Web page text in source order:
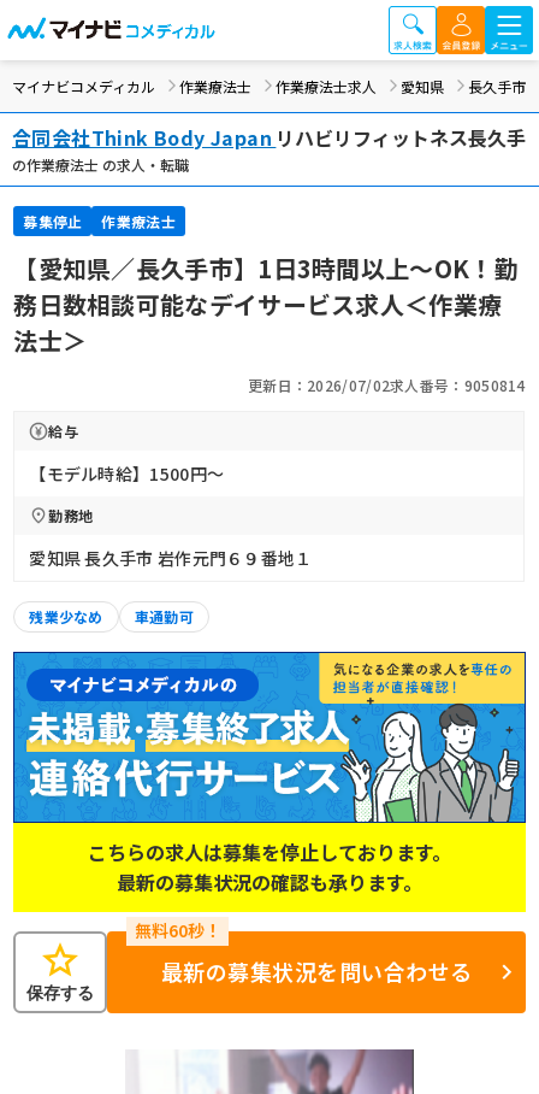
マイナビコメディカル 作業療法士 作業療法士求人 愛知県 長久手市
合同会社Think Body Japan リハビリフィットネス長久手
の作業療法士 の求人・転職
募集停止 作業療法士
【愛知県／長久手市】1日3時間以上～OK！勤
務日数相談可能なデイサービス求人＜作業療
法士＞
更新日：2026/07/02求人番号：9050814
給与
【モデル時給】1500円〜
勤務地
愛知県 長久手市 岩作元門６９番地１
残業少なめ 車通勤可
こちらの求人は募集を停止しております。
最新の募集状況の確認も承ります。
star
保存する
最新の募集状況を問い合わせる